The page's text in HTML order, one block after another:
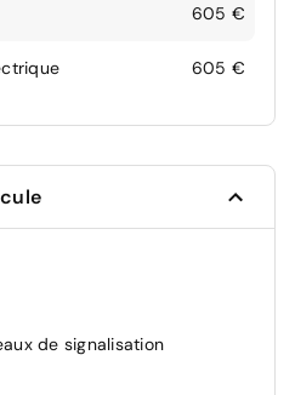
605 €
605 €
de signalisation